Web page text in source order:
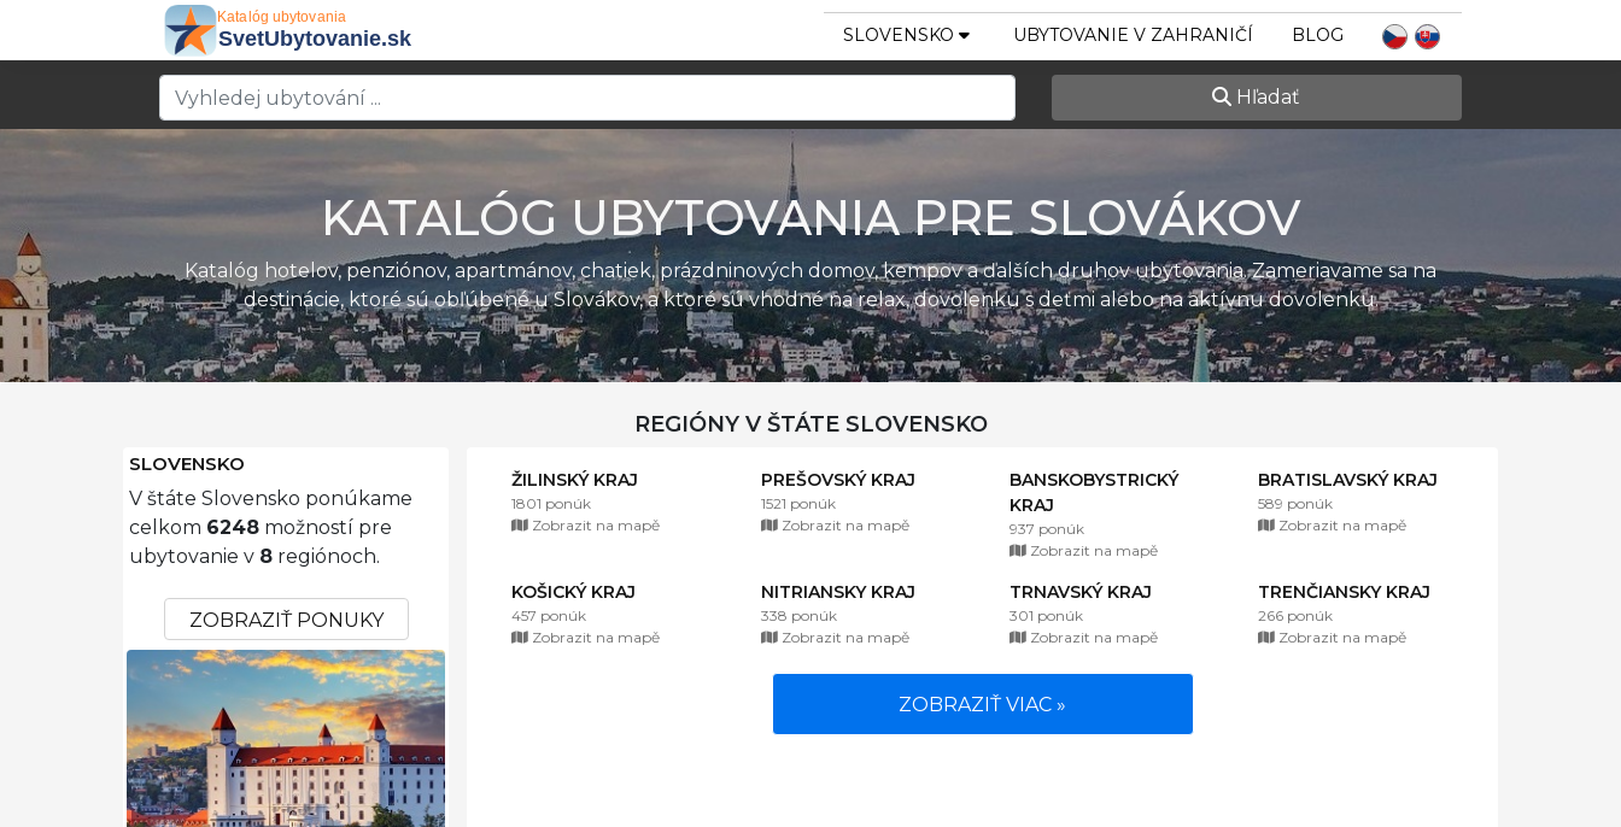
SLOVENSKO UBYTOVANIE V ZAHRANIČÍ BLOG
Hľadať
KATALÓG UBYTOVANIA PRE SLOVÁKOV
Katalóg hotelov, penziónov, apartmánov, chatiek, prázdninových domov, kempov a ďalších druhov ubytovania. Zameriavame sa na
destinácie, ktoré sú obľúbené u Slovákov, a ktoré sú vhodné na relax, dovolenku s deťmi alebo na aktívnu dovolenku.
REGIÓNY V ŠTÁTE SLOVENSKO
SLOVENSKO
V štáte Slovensko ponúkame
celkom 6248 možností pre
ubytovanie v 8 regiónoch.
ZOBRAZIŤ PONUKY
ŽILINSKÝ KRAJ
1801 ponúk
Zobrazit na mapě
PREŠOVSKÝ KRAJ
1521 ponúk
Zobrazit na mapě
BANSKOBYSTRICKÝ
KRAJ
937 ponúk
Zobrazit na mapě
BRATISLAVSKÝ KRAJ
589 ponúk
Zobrazit na mapě
KOŠICKÝ KRAJ
457 ponúk
Zobrazit na mapě
NITRIANSKY KRAJ
338 ponúk
Zobrazit na mapě
TRNAVSKÝ KRAJ
301 ponúk
Zobrazit na mapě
TRENČIANSKY KRAJ
266 ponúk
Zobrazit na mapě
ZOBRAZIŤ VIAC »